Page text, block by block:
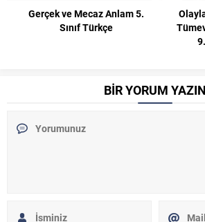
Olayların Olasılığına İlişkin
Tümevarımsal Akıl Yürütme
Bölge
BİR YORUM YAZIN